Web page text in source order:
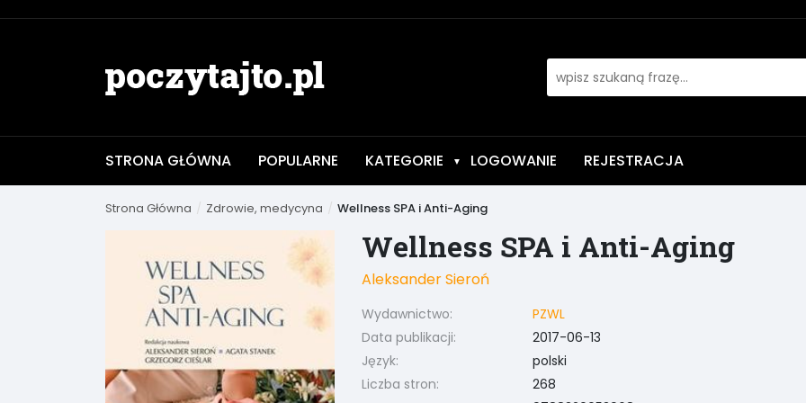
STRONA GŁÓWNA POPULARNE KATEGORIE ▼ LOGOWANIE REJESTRACJA
Strona Główna Zdrowie, medycyna Wellness SPA i Anti-Aging
Wellness SPA i Anti-Aging
Aleksander Sieroń
Wydawnictwo:
PZWL
Data publikacji:
2017-06-13
Język:
polski
Liczba stron:
268